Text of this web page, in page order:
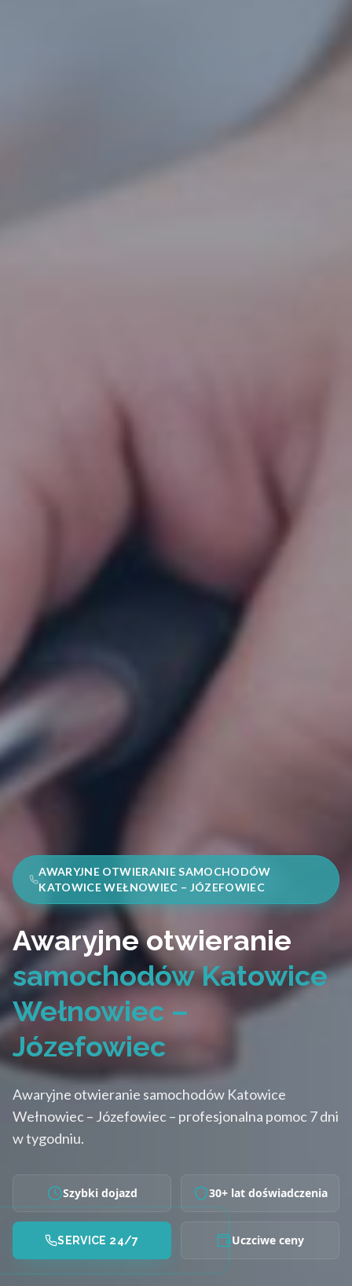
AWARYJNE OTWIERANIE SAMOCHODÓW
KATOWICE WEŁNOWIEC – JÓZEFOWIEC
Awaryjne otwieranie
samochodów Katowice
Wełnowiec –
Józefowiec
Awaryjne otwieranie samochodów Katowice
Wełnowiec – Józefowiec – profesjonalna pomoc 7 dni
w tygodniu.
Szybki dojazd 30+ lat doświadczenia
SERVICE 24/7 Uczciwe ceny